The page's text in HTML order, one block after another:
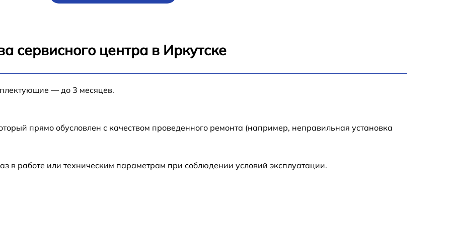
от 60 мин
сервисного центра в Иркутске
— до 3 месяцев.
прямо обусловлен с качеством проведенного ремонта (например, неправильная установка
в работе или техническим параметрам при соблюдении условий эксплуатации.